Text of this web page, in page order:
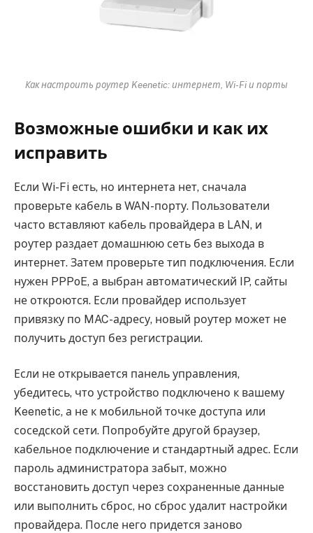
Как настроить роутер Keenetic: интернет, Wi-Fi и порты
Возможные ошибки и как их
исправить
Если Wi-Fi есть, но интернета нет, сначала
проверьте кабель в WAN-порту. Пользователи
часто вставляют кабель провайдера в LAN, и
роутер раздает домашнюю сеть без выхода в
интернет. Затем проверьте тип подключения. Если
нужен PPPoE, а выбран автоматический IP, сайты
не откроются. Если провайдер использует
привязку по MAC-адресу, новый роутер может не
получить доступ без регистрации.
Если не открывается панель управления,
убедитесь, что устройство подключено к вашему
Keenetic, а не к мобильной точке доступа или
соседской сети. Попробуйте другой браузер,
кабельное подключение и стандартный адрес. Если
пароль администратора забыт, можно
восстановить доступ через сохраненные данные
или выполнить сброс, но сброс удалит настройки
провайдера. После него придется заново